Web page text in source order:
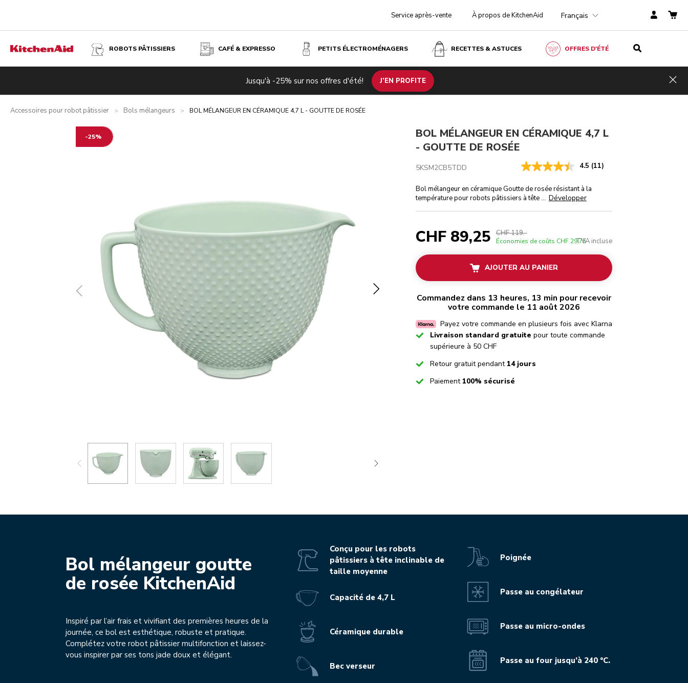
Service après-vente À propos de KitchenAid Français
ROBOTS PÂTISSIERS CAFÉ & EXPRESSO PETITS ÉLECTROMÉNAGERS RECETTES & ASTUCES OFFRES D'ÉTÉ
Jusqu'à -25% sur nos offres d'été! J’EN PROFITE
Accessoires pour robot pâtissier > Bols mélangeurs > BOL MÉLANGEUR EN CÉRAMIQUE 4,7 L - GOUTTE DE ROSÉE
CHF 119.-
-25%
BOL MÉLANGEUR EN CÉRAMIQUE 4,7 L
- GOUTTE DE ROSÉE
5KSM2CB5TDD 4.5 (11)
Bol mélangeur en céramique Goutte de rosée résistant à la
température pour robots pâtissiers à tête... Développer
CHF 89,25 CHF 119.-
Économies de coûts CHF 29,75TVA incluse
AJOUTER AU PANIER
Commandez dans 13 heures, 13 min pour recevoir
votre commande le 11 août 2026
Payez votre commande en plusieurs fois avec Klarna
CheckedLivraison standard gratuite pour toute commande
supérieure à 50 CHF
CheckedRetour gratuit pendant 14 jours
CheckedPaiement 100% sécurisé
Bol mélangeur goutte
de rosée KitchenAid
Inspiré par l’air frais et vivifiant des premières heures de la
journée, ce bol est esthétique, robuste et pratique.
Complétez votre robot pâtissier multifonction et laissez-
vous inspirer par ses tons jade doux et élégant.
Conçu pour les robots
pâtissiers à tête inclinable de
taille moyenne
Capacité de 4,7 L
Céramique durable
Bec verseur
Poignée
Passe au congélateur
Passe au micro-ondes
Passe au four jusqu’à 240 °C.